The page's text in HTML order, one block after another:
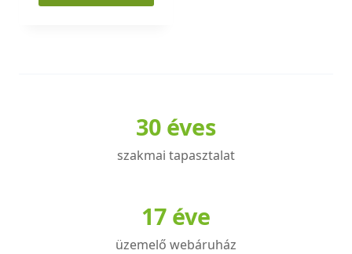
30 éves
szakmai tapasztalat
17 éve
üzemelő webáruház